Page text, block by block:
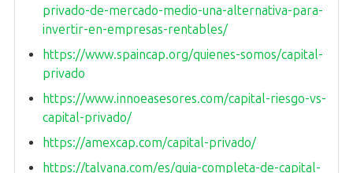
privado-de-mercado-medio-una-alternativa-para-
invertir-en-empresas-rentables/
https://www.spaincap.org/quienes-somos/capital-
privado
https://www.innoeasesores.com/capital-riesgo-vs-
capital-privado/
https://amexcap.com/capital-privado/
https://talvana.com/es/guia-completa-de-capital-